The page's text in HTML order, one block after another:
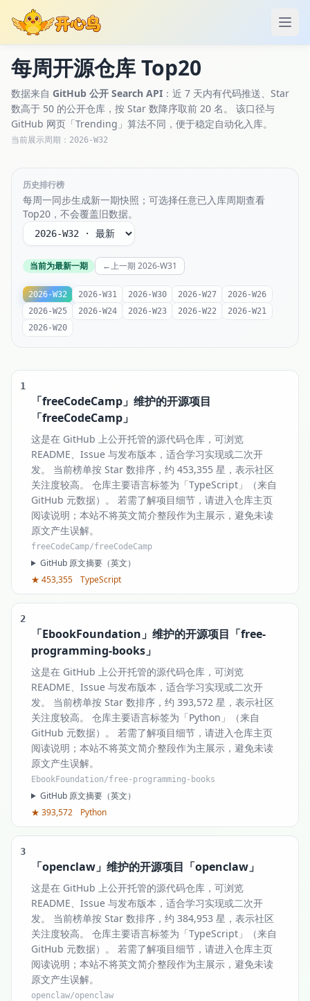
打开
每周开源仓库 Top20
数据来自 GitHub 公开 Search API ：近 7 天内有代码推送、Star
数高于 50 的公开仓库，按 Star 数降序取前 20 名。 该口径与
GitHub 网页「Trending」算法不同，便于稳定自动化入库。
当前展示周期： 2026-W32
历史排行榜
每周一同步生成新一期快照；可选择任意已入库周期查看
Top20，不会覆盖旧数据。
选择 ISO 周次
当前为最新一期 ←上一期 2026-W31
2026-W32 2026-W31 2026-W30 2026-W27
2026-W26
2026-W25
2026-W24 2026-W23 2026-W22
2026-W21
2026-W20
1
「freeCodeCamp」维护的开源项目
「freeCodeCamp」
这是在 GitHub 上公开托管的源代码仓库，可浏览
README、Issue 与发布版本，适合学习实现或二次开
发。 当前榜单按 Star 数排序，约 453,355 星，表示社区
关注度较高。 仓库主要语言标签为「TypeScript」（来自
GitHub 元数据）。 若需了解项目细节，请进入仓库主页
阅读说明；本站不将英文简介整段作为主展示，避免未读
原文产生误解。
freeCodeCamp/freeCodeCamp
GitHub 原文摘要（英文）
★ 453,355
TypeScript
2
「EbookFoundation」维护的开源项目「free-
programming-books」
这是在 GitHub 上公开托管的源代码仓库，可浏览
README、Issue 与发布版本，适合学习实现或二次开
发。 当前榜单按 Star 数排序，约 393,572 星，表示社区
关注度较高。 仓库主要语言标签为「Python」（来自
GitHub 元数据）。 若需了解项目细节，请进入仓库主页
阅读说明；本站不将英文简介整段作为主展示，避免未读
原文产生误解。
EbookFoundation/free-programming-books
GitHub 原文摘要（英文）
★ 393,572
Python
3
「openclaw」维护的开源项目「openclaw」
这是在 GitHub 上公开托管的源代码仓库，可浏览
README、Issue 与发布版本，适合学习实现或二次开
发。 当前榜单按 Star 数排序，约 384,953 星，表示社区
关注度较高。 仓库主要语言标签为「TypeScript」（来自
GitHub 元数据）。 若需了解项目细节，请进入仓库主页
阅读说明；本站不将英文简介整段作为主展示，避免未读
原文产生误解。
openclaw/openclaw